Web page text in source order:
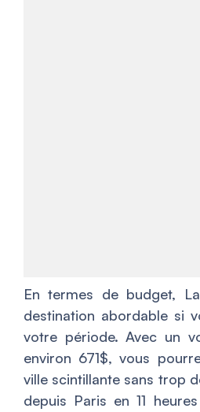
En termes de budget,
destination abordable si
votre période. Avec un
environ 671$, vous
ville scintillante sans trop
depuis Paris en 11